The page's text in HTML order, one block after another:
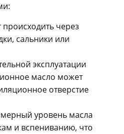
через
сальники или
эксплуатации
масло может
отверстие
уровень масла
и вспениванию, что